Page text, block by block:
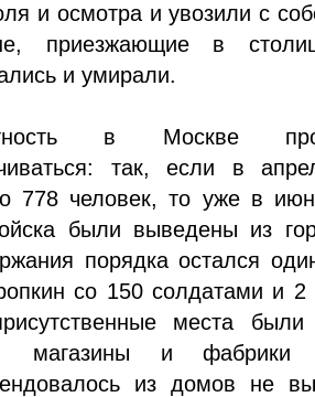
и осмотра и увозили с
приезжающие в
и умирали.
в Москве
так, если в
778 человек, то уже в
были выведены из
порядка остался
со 150 солдатами и 2
места были
магазины и фабрики
из домов не